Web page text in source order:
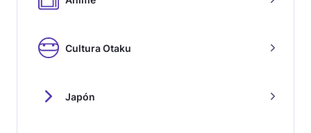
Cultura Otaku
Japón